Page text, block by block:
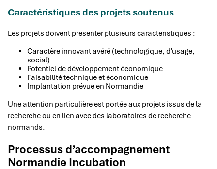
Caractéristiques des projets soutenus
Les projets doivent présenter plusieurs caractéristiques :
Caractère innovant avéré (technologique, d’usage,
social)
Potentiel de développement économique
Faisabilité technique et économique
Implantation prévue en Normandie
Une attention particulière est portée aux projets issus de la
recherche ou en lien avec des laboratoires de recherche
normands.
Processus d’accompagnement
Normandie Incubation